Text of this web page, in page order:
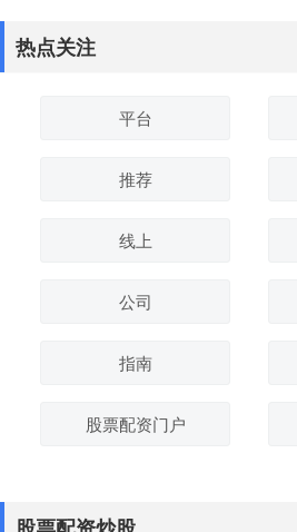
热点关注
平台
推荐
线上
公司
指南
股票配资门户